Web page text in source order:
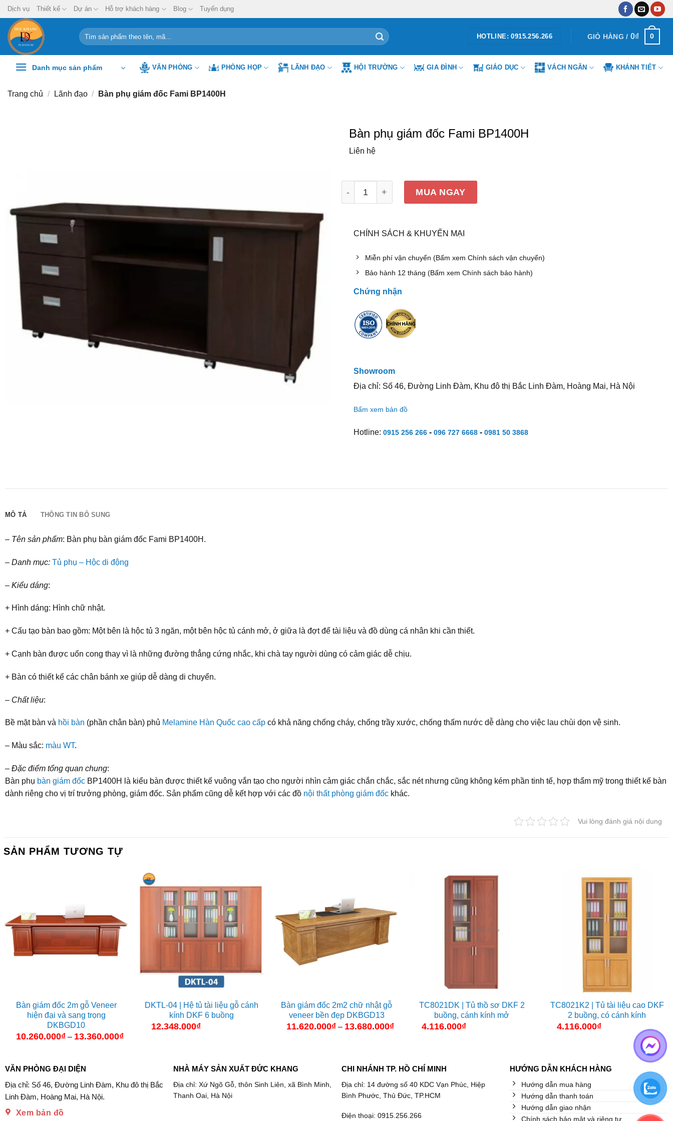
Chuyển
đến
nội
dung
Dịch vụ Thiết kế Dự án Hỗ trợ khách hàng Blog Tuyển dụng
Tìm
kiếm:
HOTLINE: 0915.256.266 GIỎ HÀNG / 0₫ 0
Danh mục sản phẩm VĂN PHÒNG PHÒNG HỌP LÃNH ĐẠO HỘI TRƯỜNG GIA ĐÌNH GIÁO DỤC VÁCH NGĂN KHÁNH TIẾT
Trang chủ / Lãnh đạo / Bàn phụ giám đốc Fami BP1400H
Bàn phụ giám đốc Fami BP1400H
Liên hệ
MUA NGAY
CHÍNH SÁCH & KHUYẾN MẠI
Miễn phí vận chuyển (Bấm xem Chính sách vận chuyển)
Bảo hành 12 tháng (Bấm xem Chính sách bảo hành)
Chứng nhận
Showroom
Địa chỉ: Số 46, Đường Linh Đàm, Khu đô thị Bắc Linh Đàm, Hoàng Mai, Hà Nội
Bấm xem bản đồ
Hotline: 0915 256 266- 096 727 6668- 0981 50 3868
MÔ TẢ THÔNG TIN BỔ SUNG
– Tên sản phẩm: Bàn phụ bàn giám đốc Fami BP1400H.
– Danh mục: Tủ phụ – Hộc di động
– Kiểu dáng:
+ Hình dáng: Hình chữ nhật.
+ Cấu tạo bàn bao gồm: Một bên là hộc tủ 3 ngăn, một bên hộc tủ cánh mở, ở giữa là đợt để tài liệu và đồ dùng cá nhân khi cần thiết.
+ Cạnh bàn được uốn cong thay vì là những đường thẳng cứng nhắc, khi chà tay người dùng có cảm giác dễ chịu.
+ Bàn có thiết kế các chân bánh xe giúp dễ dàng di chuyển.
– Chất liệu:
Bề mặt bàn và hồi bàn (phần chân bàn) phủ Melamine Hàn Quốc cao cấpcó khả năng chống cháy, chống trầy xước, chống thấm nước dễ dàng cho việc lau chùi dọn vệ sinh.
– Màu sắc: màu WT.
– Đặc điểm tổng quan chung:
Bàn phụ bàn giám đốcBP1400H là kiểu bàn được thiết kế vuông vắn tạo cho người nhìn cảm giác chắn chắc, sắc nét nhưng cũng không kém phần tinh tế, hợp thẩm mỹ trong thiết kế bàn
dành riêng cho vị trí trưởng phòng, giám đốc. Sản phẩm cũng dễ kết hợp với các đồ nội thất phòng giám đốckhác.
Vui lòng đánh giá nội dung
SẢN PHẨM TƯƠNG TỰ
Bàn giám đốc 2m gỗ Veneer
hiện đại và sang trọng
DKBGD10
10.260.000₫ – 13.360.000₫Khoảng
DKTL-04 | Hệ tủ tài liệu gỗ cánh
kính DKF 6 buồng
12.348.000₫
Bàn giám đốc 2m2 chữ nhật gỗ
veneer bền đẹp DKBGD13
11.620.000₫ – 13.680.000₫Khoảng
13.680.000₫
TC8021DK | Tủ thồ sơ DKF 2
buồng, cánh kính mở
4.116.000₫
TC8021K2 | Tủ tài liệu cao DKF
2 buồng, có cánh kính
4.116.000₫
VĂN PHÒNG ĐẠI DIỆN
Địa chỉ: Số 46, Đường Linh Đàm, Khu đô thị Bắc
Linh Đàm, Hoàng Mai, Hà Nội.
Xem bản đồ
NHÀ MÁY SẢN XUẤT ĐỨC KHANG
Địa chỉ: Xứ Ngõ Gỗ, thôn Sinh Liên, xã Bình Minh,
Thanh Oai, Hà Nội
CHI NHÁNH TP. HỒ CHÍ MINH
Địa chỉ: 14 đường số 40 KDC Vạn Phúc, Hiệp
Bình Phước, Thủ Đức, TP.HCM
Điện thoại: 0915.256.266
HƯỚNG DẪN KHÁCH HÀNG
Hướng dẫn mua hàng
Hướng dẫn thanh toán
Hướng dẫn giao nhận
Chính sách bảo mật và riêng tư